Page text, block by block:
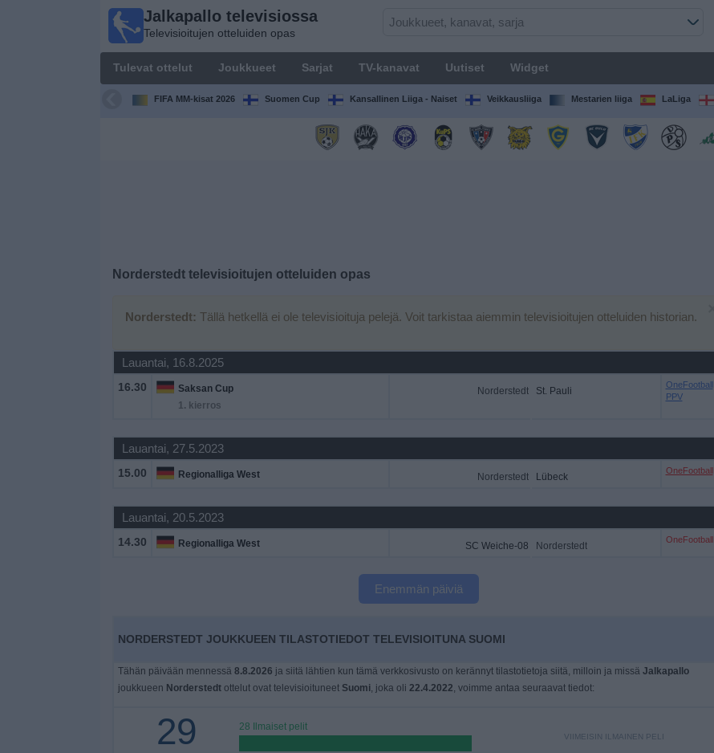
Jalkapallo televisiossa
Televisioitujen otteluiden opas
Tulevat ottelut Joukkueet Sarjat TV-kanavat Uutiset Widget
FIFA MM-kisat 2026 Suomen Cup Kansallinen Liiga - Naiset Veikkausliiga Mestarien liiga LaLiga
Norderstedttelevisioitujen otteluiden opas
Norderstedt: Tällä hetkellä ei ole televisioituja pelejä. Voit tarkistaa aiemmin televisioitujen otteluiden historian.
Lauantai, 16.8.2025
16.30
Saksan Cup
1. kierros
Norderstedt St. Pauli
OneFootball
PPV
Lauantai, 27.5.2023
15.00 Regionalliga West Norderstedt Lübeck
OneFootball
Lauantai, 20.5.2023
14.30 Regionalliga West SC Weiche-08 Norderstedt
OneFootball
Enemmän päiviä
NORDERSTEDT JOUKKUEEN TILASTOTIEDOT TELEVISIOITUNA SUOMI
Tähän päivään mennessä 8.8.2026 ja siitä lähtien kun tämä verkkosivusto on kerännyt tilastotietoja siitä, milloin ja missä Jalkapallo
joukkueen Norderstedtottelut ovat televisioituneet Suomi, joka oli 22.4.2022, voimme antaa seuraavat tiedot:
29 28 Ilmaiset pelit
VIIMEISIN ILMAINEN PELI
Jalkapallo
televisiossa
Televisioitujen
otteluiden opas